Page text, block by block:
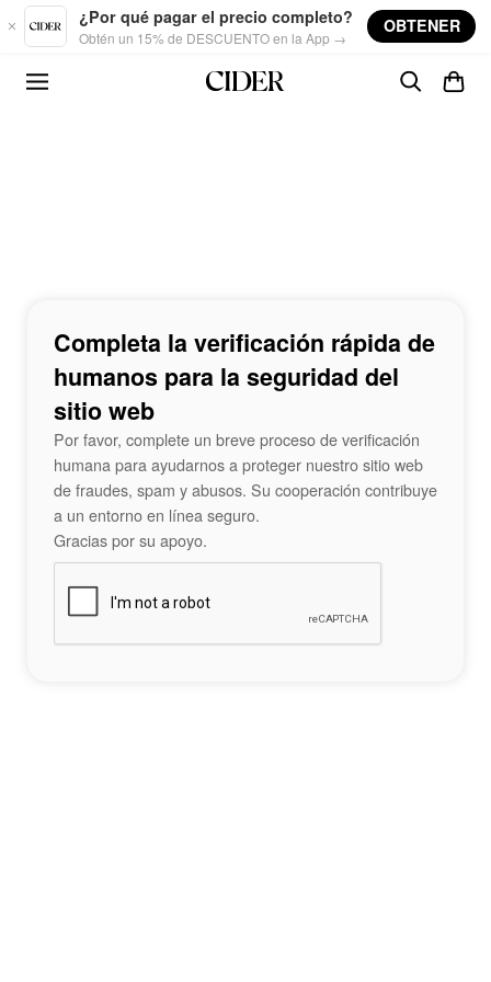
Skip to main content
¿Por qué pagar el precio completo?
Obtén un 15% de DESCUENTO en la App →
OBTENER
Completa la verificación rápida de
humanos para la seguridad del
sitio web
Por favor, complete un breve proceso de verificación
humana para ayudarnos a proteger nuestro sitio web
de fraudes, spam y abusos. Su cooperación contribuye
a un entorno en línea seguro.
Gracias por su apoyo.